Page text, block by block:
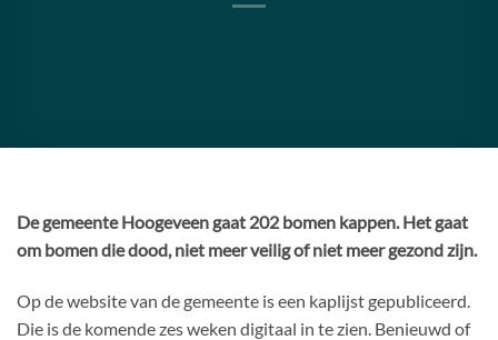
De gemeente Hoogeveen gaat 202 bomen kappen. Het gaat
om bomen die dood, niet meer veilig of niet meer gezond zijn.
Op de website van de gemeente is een kaplijst gepubliceerd.
Die is de komende zes weken digitaal in te zien. Benieuwd of